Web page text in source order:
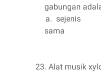
gabungan
a. sejenis
sama
23. Alat musik